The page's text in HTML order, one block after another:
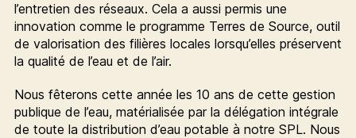
l’entretien des réseaux. Cela a aussi permis une
innovation comme le programme Terres de Source, outil
de valorisation des filières locales lorsqu’elles préservent
la qualité de l’eau et de l’air.
Nous fêterons cette année les 10 ans de cette gestion
publique de l’eau, matérialisée par la délégation intégrale
de toute la distribution d’eau potable à notre SPL. Nous